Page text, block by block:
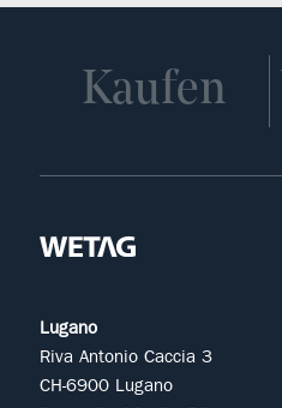
Kaufen
Lugano
Riva Antonio Caccia 3
CH-6900 Lugano